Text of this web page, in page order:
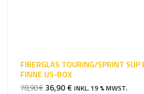
FIBERGLAS TOURING/SPRINT SUP
FINNE US-BOX
78,90€ URSPRÜNGLICHER
36,90 € AKTUELLER
INKL. 19 % MWST.